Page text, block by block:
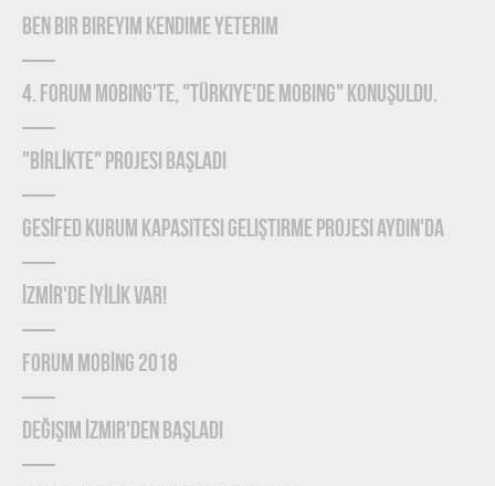
Ben Bir Bireyim Kendime Yeterim
4. Forum Mobing'te, "Türkiye'de Mobing" konuşuldu.
"BİRLİKTE" Projesi Başladı
GESİFED Kurum Kapasitesi Geliştirme Projesi Aydın'da
İZMİR'de İYİLİK Var!
FORUM MOBİNG 2018
Değişim İzmir'den Başladı